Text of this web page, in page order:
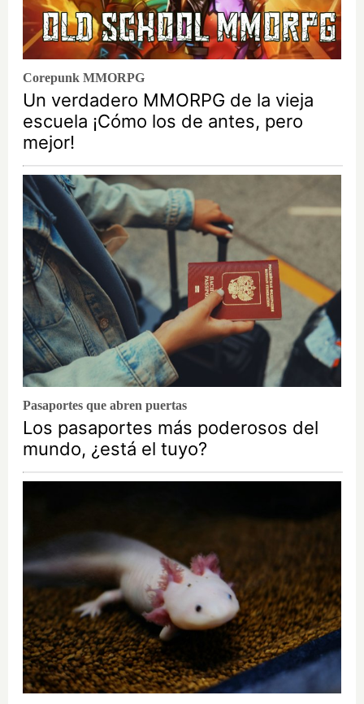
Corepunk MMORPG
Un verdadero MMORPG de la vieja
escuela ¡Cómo los de antes, pero
mejor!
Pasaportes que abren puertas
Los pasaportes más poderosos del
mundo, ¿está el tuyo?